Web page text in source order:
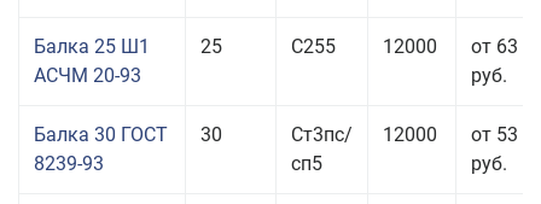
Балка 25 Ш1
АСЧМ 20-93
25 С255 12000
от 63
руб.
Балка 30 ГОСТ
8239-93
30
Ст3пс/
сп5
12000
от 53
руб.